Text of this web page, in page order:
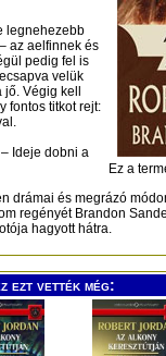
Ez a
legnehezebb
az aelfinnek és
pedig fel is
velük
Végig kell
fontos titkot rejt:
Ideje dobni a
drámai és megrázó
regényét Brandon
hagyott hátra.
ezt vették még: